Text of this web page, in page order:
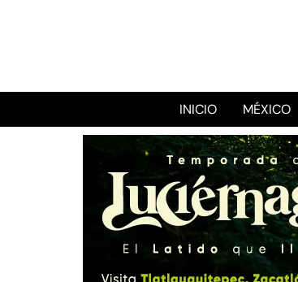
INICIO MÉXICO